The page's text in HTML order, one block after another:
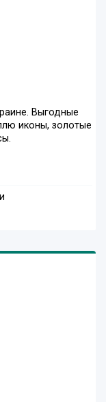
Выгодные
иконы, золотые